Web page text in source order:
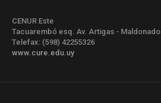
CENUR Este
Tacuarembó esq. Av. Artigas - Maldonado
Telefax: (598) 42255326
www.cure.edu.uy